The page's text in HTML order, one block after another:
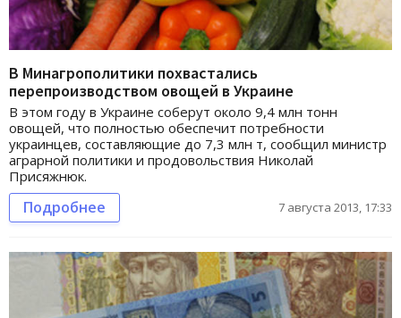
В Минагрополитики похвастались
перепроизводством овощей в Украине
В этом году в Украине соберут около 9,4 млн тонн
овощей, что полностью обеспечит потребности
украинцев, составляющие до 7,3 млн т, сообщил министр
аграрной политики и продовольствия Николай
Присяжнюк.
Подробнее 7 августа 2013, 17:33